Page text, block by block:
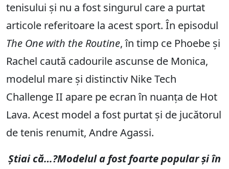
tenisului și nu a fost singurul care a purtat
articole referitoare la acest sport. În episodul
The One with the Routine, în timp ce Phoebe și
Rachel caută cadourile ascunse de Monica,
modelul mare și distinctiv Nike Tech
Challenge II apare pe ecran în nuanța de Hot
Lava. Acest model a fost purtat și de jucătorul
de tenis renumit, Andre Agassi.
Știai că…?Modelul a fost foarte popular și în